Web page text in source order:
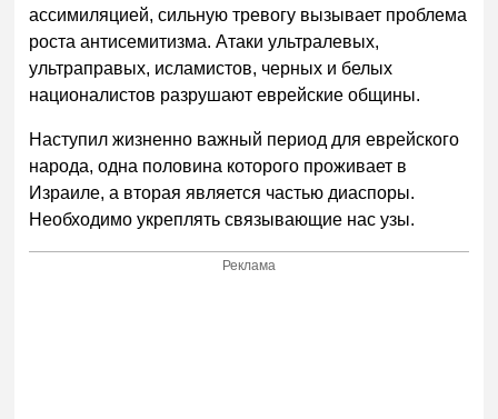
ассимиляцией, сильную тревогу вызывает проблема
роста антисемитизма. Атаки ультралевых,
ультраправых, исламистов, черных и белых
националистов разрушают еврейские общины.
Наступил жизненно важный период для еврейского
народа, одна половина которого проживает в
Израиле, а вторая является частью диаспоры.
Необходимо укреплять связывающие нас узы.
Реклама